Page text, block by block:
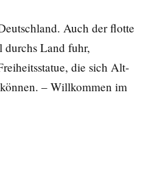
Auch der flotte
Land fuhr,
die sich Alt-
– Willkommen im